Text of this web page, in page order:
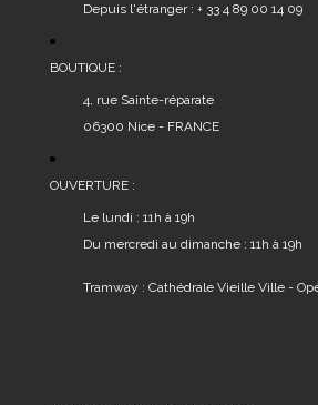
la
produit
Depuis l'étranger : + 33 4 89 00 14 09
BOUTIQUE :
4, rue Sainte-réparate
06300 Nice - FRANCE
OUVERTURE :
Le lundi : 11h à 19h
Du mercredi au dimanche : 11h à 19h
Tramway : Cathédrale Vieille Ville -